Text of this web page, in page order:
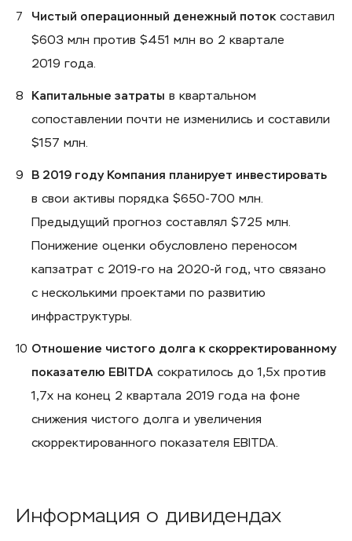
Чистый операционный денежный потоксоставил
$603 млн против $451 млн во 2 квартале
2019 года.
Капитальные затраты в квартальном
сопоставлении почти не изменились и составили
$157 млн.
В 2019 году Компания планирует инвестировать
в свои активы порядка $650-700 млн.
Предыдущий прогноз составлял $725 млн.
Понижение оценки обусловлено переносом
капзатрат с 2019-го на 2020-й год, что связано
с несколькими проектами по развитию
инфраструктуры.
Отношение чистого долга к скорректированному
показателю EBITDA сократилось до 1,5х против
1,7х на конец 2 квартала 2019 года на фоне
снижения чистого долга и увеличения
скорректированного показателя EBITDA.
Информация о дивидендах